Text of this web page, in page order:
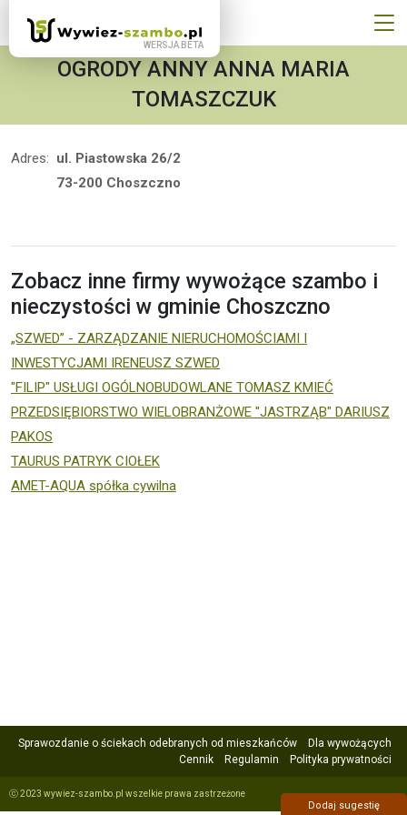
OGRODY ANNY ANNA MARIA
TOMASZCZUK
Adres: ul. Piastowska 26/2
73-200 Choszczno
Zobacz inne firmy wywożące szambo i
nieczystości w gminie Choszczno
„SZWED” - ZARZĄDZANIE NIERUCHOMOŚCIAMI I
INWESTYCJAMI IRENEUSZ SZWED
"FILIP" USŁUGI OGÓLNOBUDOWLANE TOMASZ KMIEĆ
PRZEDSIĘBIORSTWO WIELOBRANŻOWE "JASTRZĄB" DARIUSZ
PAKOS
TAURUS PATRYK CIOŁEK
AMET-AQUA spółka cywilna
Sprawozdanie o ściekach odebranych od mieszkańców
Dla wywożących
Cennik
Regulamin Polityka prywatności
ⓒ 2023 wywiez-szambo.pl wszelkie prawa zastrzeżone
Dodaj sugestię